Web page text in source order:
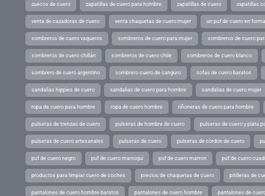
zuecos de cuero zapatillas de cuero para hombre zapatillas de cuero zapatillas
venta de cazadoras de cuero venta chaquetas de cuero mujer un puf de cuero en
sombreros de cuero vaqueros sombreros de cuero para mujer sombreros de cuero
sombreros de cuero chillán sombreros de cuero chile sombreros de cuero blanco
sombrero de cuero argentino sombrero cuero de canguro sofas de cuero baratos
sandalias hippies de cuero sandalias de cuero para hombre sandalias de cuero mujer
ropa de cuero para hombre ropa de cuero hombre riñoneras de cuero para hombre
pulseras de trenzas de cuero pulseras de hombre de cuero pulseras de cuero y plata
pulseras de cuero artesanales pulseras de cuero pulseras de cordon de cuero
puf de cuero negro puf de cuero marroqui puf de cuero marron puf de cuero
productos para limpiar cuero de coches precios de chaquetas de cuero pitilleras de
pantalones de cuero hombre baratos pantalones de cuero hombre pantalones de